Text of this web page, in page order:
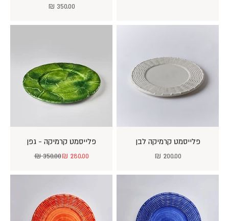
מחיר מבצע
350.00 ₪
פלייסמט קרמיקה לבן
מחיר מבצע
200.00 ₪
פלייסמט קרמיקה - גפן
מחיר מבצע
280.00 ₪ מחיר רגיל
350.00 ₪